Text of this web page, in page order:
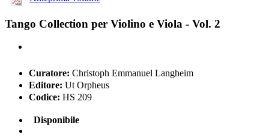
Tango Collection per Violino e Viola - Vol. 2
Curatore: Christoph Emmanuel Langheim
Editore: Ut Orpheus
Codice: HS 209
Disponibile